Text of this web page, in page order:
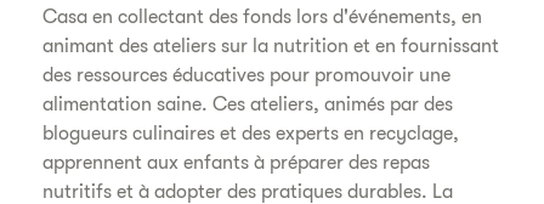
Casa en collectant des fonds lors d'événements, en
animant des ateliers sur la nutrition et en fournissant
des ressources éducatives pour promouvoir une
alimentation saine. Ces ateliers, animés par des
blogueurs culinaires et des experts en recyclage,
apprennent aux enfants à préparer des repas
nutritifs et à adopter des pratiques durables. La